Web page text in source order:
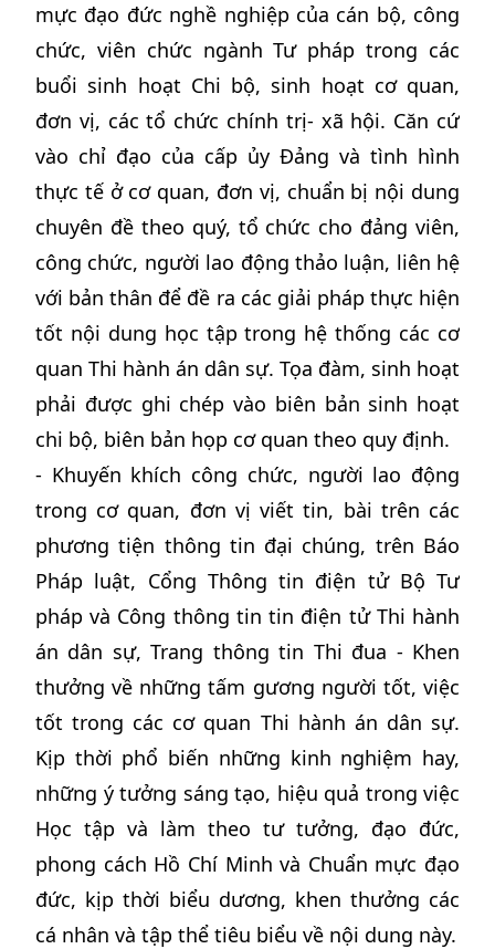
mực đạo đức nghề nghiệp của cán bộ, công
chức, viên chức ngành Tư pháp trong các
buổi sinh hoạt Chi bộ, sinh hoạt cơ quan,
đơn vị, các tổ chức chính trị- xã hội. Căn cứ
vào chỉ đạo của cấp ủy Đảng và tình hình
thực tế ở cơ quan, đơn vị, chuẩn bị nội dung
chuyên đề theo quý, tổ chức cho đảng viên,
công chức, người lao động thảo luận, liên hệ
với bản thân để đề ra các giải pháp thực hiện
tốt nội dung học tập trong hệ thống các cơ
quan Thi hành án dân sự. Tọa đàm, sinh hoạt
phải được ghi chép vào biên bản sinh hoạt
chi bộ, biên bản họp cơ quan theo quy định.
- Khuyến khích công chức, người lao động
trong cơ quan, đơn vị viết tin, bài trên các
phương tiện thông tin đại chúng, trên Báo
Pháp luật, Cổng Thông tin điện tử Bộ Tư
pháp và Công thông tin tin điện tử Thi hành
án dân sự, Trang thông tin Thi đua - Khen
thưởng về những tấm gương người tốt, việc
tốt trong các cơ quan Thi hành án dân sự.
Kịp thời phổ biến những kinh nghiệm hay,
những ý tưởng sáng tạo, hiệu quả trong việc
Học tập và làm theo tư tưởng, đạo đức,
phong cách Hồ Chí Minh và Chuẩn mực đạo
đức, kịp thời biểu dương, khen thưởng các
cá nhân và tập thể tiêu biểu về nội dung này.